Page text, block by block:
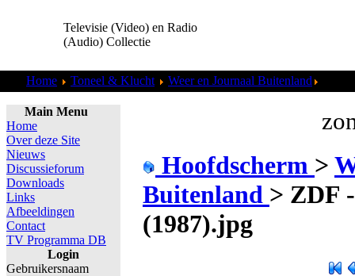
Televisie (Video) en Radio
(Audio) Collectie
Home Toneel & Klucht Weer en Journaal Buitenland
Main Menu
Home
Over deze Site
Nieuws
Discussieforum
Downloads
Links
Afbeeldingen
Contact
TV Programma DB
Login
Gebruikersnaam
Hoofdscherm >
Buitenland > ZDF
(1987).jpg